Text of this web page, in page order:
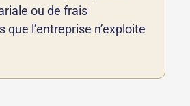
ou de frais
que l’entreprise n’exploite